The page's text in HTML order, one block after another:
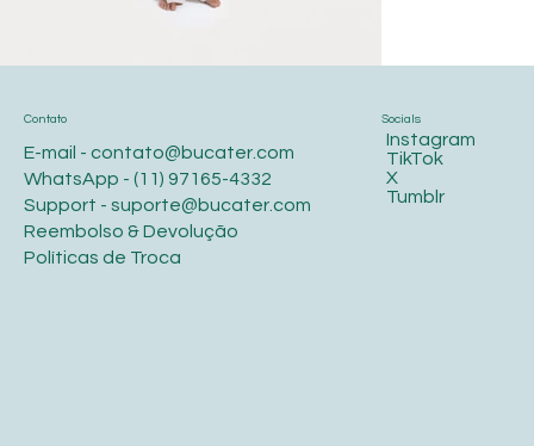
Instagram
TikTok
X
Tumblr
Socials
Contato
E-mail -contato@bucater.com
WhatsApp - (11) 97165-4332
Support -suporte@bucater.com
Reembolso & Devolução
Políticas de Troca